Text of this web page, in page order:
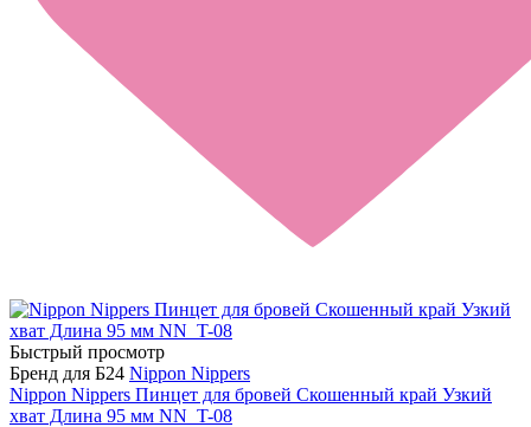
Быстрый просмотр
Бренд для Б24 Nippon Nippers
Nippon Nippers Пинцет для бровей Скошенный край Узкий
хват Длина 95 мм NN_T-08